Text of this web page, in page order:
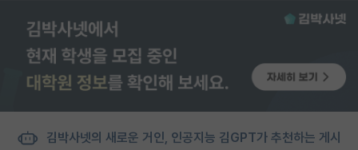
김박사넷의 새로운 거인, 인공지능 김GPT가 추천하는 게시